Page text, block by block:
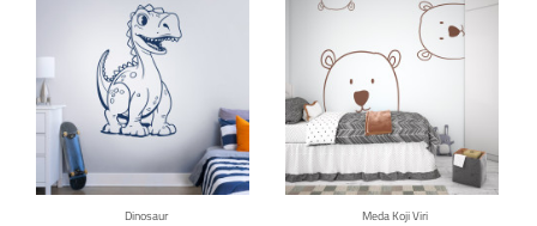
Dinosaur
Klikni za detalje
Meda Koji Viri
Klikni za detalje